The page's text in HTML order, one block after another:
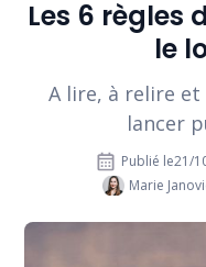
Les 6 règles
le
A lire, à relire
lancer
Publié le21/
Marie